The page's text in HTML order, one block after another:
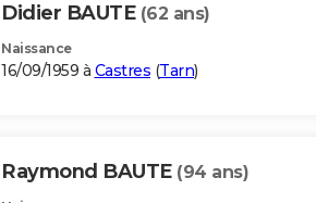
Didier BAUTE (62 ans)
Naissance
16/09/1959 à Castres (Tarn)
Raymond BAUTE (94 ans)